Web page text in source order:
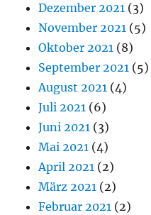
Dezember 2021 (3)
November 2021 (5)
Oktober 2021 (8)
September 2021 (5)
August 2021 (4)
Juli 2021 (6)
Juni 2021 (3)
Mai 2021 (4)
April 2021 (2)
März 2021 (2)
Februar 2021 (2)